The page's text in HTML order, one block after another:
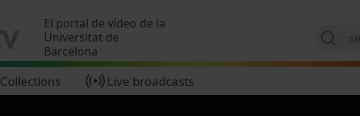
El portal de vídeo de la
Universitat de
Barcelona
Collections Live broadcasts